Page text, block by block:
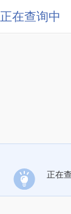
正在查询中
正在